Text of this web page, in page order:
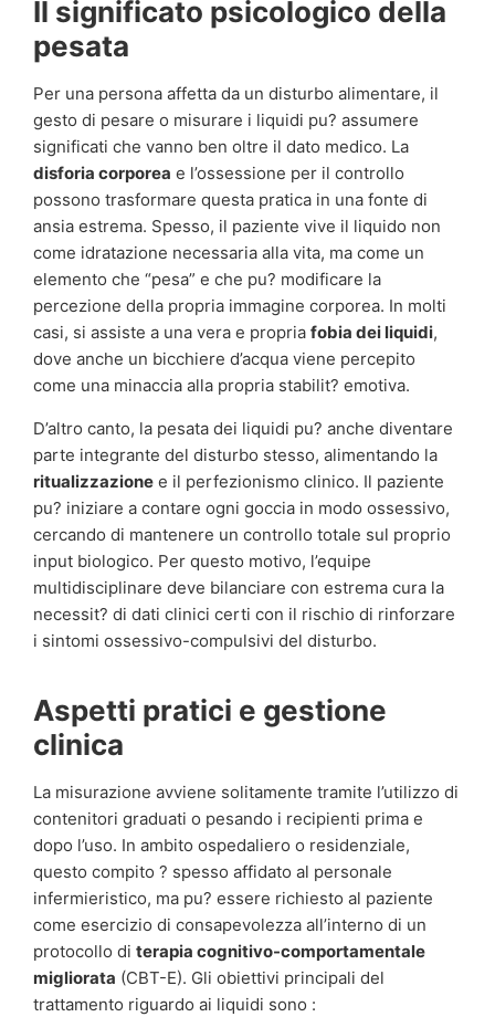
Il significato psicologico della
pesata
Per una persona affetta da un disturbo alimentare, il
gesto di pesare o misurare i liquidi pu? assumere
significati che vanno ben oltre il dato medico. La
disforia corporea e l’ossessione per il controllo
possono trasformare questa pratica in una fonte di
ansia estrema. Spesso, il paziente vive il liquido non
come idratazione necessaria alla vita, ma come un
elemento che “pesa” e che pu? modificare la
percezione della propria immagine corporea. In molti
casi, si assiste a una vera e propria fobia dei liquidi,
dove anche un bicchiere d’acqua viene percepito
come una minaccia alla propria stabilit? emotiva.
D’altro canto, la pesata dei liquidi pu? anche diventare
parte integrante del disturbo stesso, alimentando la
ritualizzazione e il perfezionismo clinico. Il paziente
pu? iniziare a contare ogni goccia in modo ossessivo,
cercando di mantenere un controllo totale sul proprio
input biologico. Per questo motivo, l’equipe
multidisciplinare deve bilanciare con estrema cura la
necessit? di dati clinici certi con il rischio di rinforzare
i sintomi ossessivo-compulsivi del disturbo.
Aspetti pratici e gestione
clinica
La misurazione avviene solitamente tramite l’utilizzo di
contenitori graduati o pesando i recipienti prima e
dopo l’uso. In ambito ospedaliero o residenziale,
questo compito ? spesso affidato al personale
infermieristico, ma pu? essere richiesto al paziente
come esercizio di consapevolezza all’interno di un
protocollo di terapia cognitivo-comportamentale
migliorata (CBT-E). Gli obiettivi principali del
trattamento riguardo ai liquidi sono :